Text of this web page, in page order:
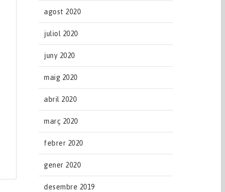
agost 2020
juliol 2020
juny 2020
maig 2020
abril 2020
març 2020
febrer 2020
gener 2020
desembre 2019